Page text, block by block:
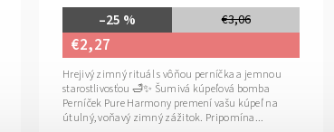
€3,06
–25 %
€2,27
Hrejivý zimný rituál s vôňou perníčka a jemnou
starostlivosťou 🛁✨ Šumivá kúpeľová bomba
Perníček Pure Harmony premení vašu kúpeľ na
útulný, voňavý zimný zážitok. Pripomína...